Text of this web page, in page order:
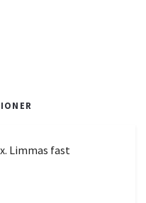
Limmas fast